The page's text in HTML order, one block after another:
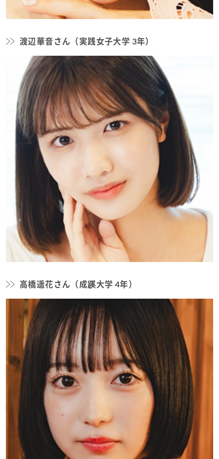
渡辺華音さん（実践女子大学 3年）
高橋遥花さん（成蹊大学 4年）